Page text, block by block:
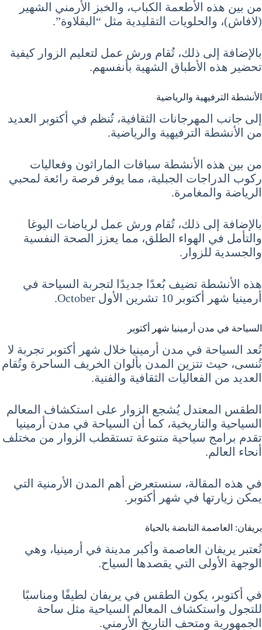
من بين هذه الأطعمة الكباب، والخبز الأرمني الشهير
(لافاش)، والحلويات التقليدية مثل “البقلاوة”.
بالإضافة إلى ذلك، تُقام ورش عمل لتعليم الزوار كيفية
تحضير هذه الأطباق الشهية بأنفسهم.
الأنشطة الترفيهية والرياضية
إلى جانب المهرجانات الثقافية، تُنظم في أكتوبر العديد
من الأنشطة الترفيهية والرياضية.
من بين هذه الأنشطة سباقات الماراثون وفعاليات
ركوب الدراجات الجبلية، مما يوفر فرصة رائعة لمحبي
الرياضة والمغامرة.
بالإضافة إلى ذلك، تُقام ورش عمل لرياضات اليوغا
والتأمل في الهواء الطلق، مما يعزز الصحة النفسية
والجسدية للزوار.
هذه الأنشطة تضيف بُعدًا جديدًا لتجربة السياحة في
أرمينيا شهر أكتوبر 10 تشرين الأول October.
السياحة في مدن أرمينيا شهر أكتوبر
تُعد السياحة في مدن أرمينيا خلال شهر أكتوبر تجربة لا
تُنسى، حيث تتزين المدن بألوان الخريف الساحرة وتُقام
العديد من الفعاليات الثقافية والفنية.
الطقس المعتدل يُشجع الزوار على استكشاف المعالم
السياحية والتاريخية، كما أن السياحة في مدن أرمينيا
تقدم برامج سياحية متنوعة تستقطب الزوار من مختلف
أنحاء العالم.
في هذه المقالة، سنستعرض أهم المدن الأرمنية التي
يمكن زيارتها في شهر أكتوبر.
يريفان: العاصمة النابضة بالحياة
تُعتبر يريفان العاصمة وأكبر مدينة في أرمينيا، وهي
الوجهة الأولى التي يقصدها السياح.
في أكتوبر، يكون الطقس في يريفان لطيفًا ومناسبًا
للتجول واستكشاف المعالم السياحية مثل ساحة
الجمهورية ومتحف التاريخ الأرمني.